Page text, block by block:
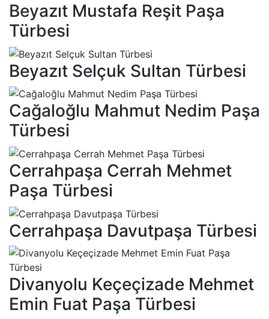
Beyazıt Mustafa Reşit Paşa
Türbesi
Beyazıt Selçuk Sultan Türbesi
Cağaloğlu Mahmut Nedim Paşa
Türbesi
Cerrahpaşa Cerrah Mehmet
Paşa Türbesi
Cerrahpaşa Davutpaşa Türbesi
Divanyolu Keçeçizade Mehmet
Emin Fuat Paşa Türbesi